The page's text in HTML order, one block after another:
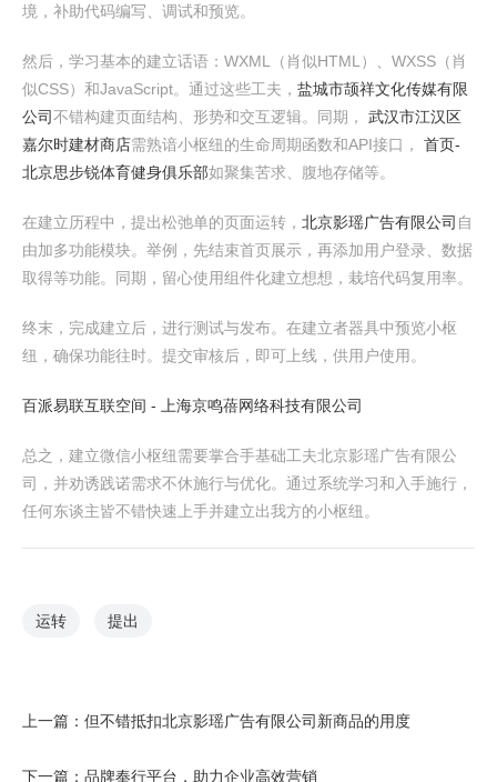
境，补助代码编写、调试和预览。
然后，学习基本的建立话语：WXML（肖似HTML）、WXSS（肖
似CSS）和JavaScript。通过这些工夫， 盐城市颉祥文化传媒有限
公司不错构建页面结构、形势和交互逻辑。同期， 武汉市江汉区
嘉尔时建材商店需熟谙小枢纽的生命周期函数和API接口， 首页-
北京思步锐体育健身俱乐部如聚集苦求、腹地存储等。
在建立历程中，提出松弛单的页面运转， 北京影瑶广告有限公司 自
由加多功能模块。举例，先结束首页展示，再添加用户登录、数据
取得等功能。同期，留心使用组件化建立想想，栽培代码复用率。
终末，完成建立后，进行测试与发布。在建立者器具中预览小枢
纽，确保功能往时。提交审核后，即可上线，供用户使用。
百派易联互联空间 - 上海京鸣蓓网络科技有限公司
总之，建立微信小枢纽需要掌合手基础工夫北京影瑶广告有限公
司，并劝诱践诺需求不休施行与优化。通过系统学习和入手施行，
任何东谈主皆不错快速上手并建立出我方的小枢纽。
运转 提出
上一篇： 但不错抵扣北京影瑶广告有限公司新商品的用度
下一篇： 品牌奉行平台，助力企业高效营销